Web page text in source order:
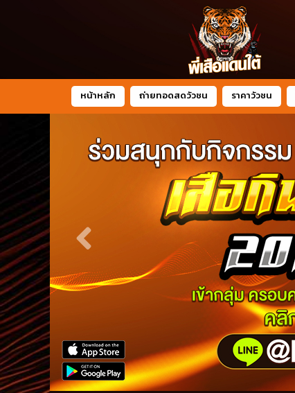
หน้าหลัก ถ่ายทอดสดวัวชน ราคาวัวชน